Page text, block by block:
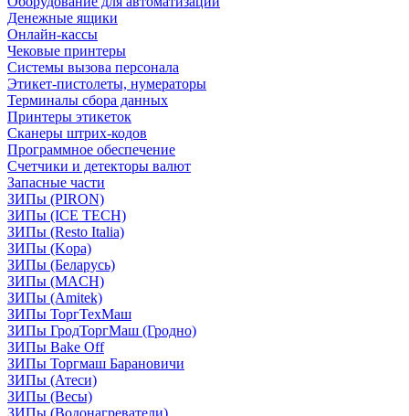
Денежные ящики
Онлайн-кассы
Чековые принтеры
Системы вызова персонала
Этикет-пистолеты, нумераторы
Терминалы сбора данных
Принтеры этикеток
Сканеры штрих-кодов
Программное обеспечение
Счетчики и детекторы валют
Запасные части
ЗИПы (PIRON)
ЗИПы (ICE TECH)
ЗИПы (Resto Italia)
ЗИПы (Kopa)
ЗИПы (Беларусь)
ЗИПы (MACH)
ЗИПы (Amitek)
ЗИПы ТоргТехМаш
ЗИПы ГродТоргМаш (Гродно)
ЗИПы Bake Off
ЗИПы Торгмаш Барановичи
ЗИПы (Атеси)
ЗИПы (Весы)
ЗИПы (Водонагреватели)